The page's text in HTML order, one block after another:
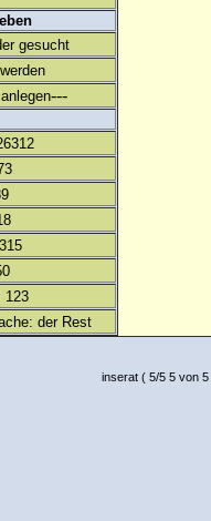
gesucht
---
123
der Rest
inserat( 5/5 5 von 5